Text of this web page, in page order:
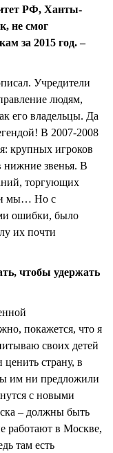
РФ, Ханты-
не смог
за 2015 год. –
Учредители
людям,
его владельцы. Да
В 2007-2008
крупных игроков
нижние звенья. В
торгующих
и мы… Но с
ошибки, было
их почти
чтобы удержать
покажется, что я
своих детей
страну, в
им ни предложили
с новыми
– должны быть
работают в Москве,
там есть